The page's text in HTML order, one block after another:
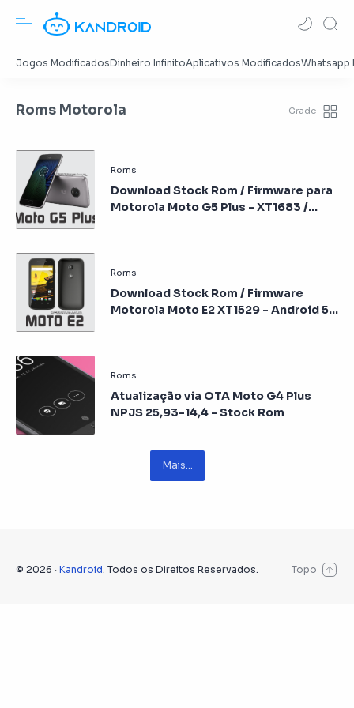
Roms Motorola
Download Stock Rom / Firmware para
Motorola Moto G5 Plus - XT1683 /
Download Stock Rom / Firmware
Motorola Moto E2 XT1529 - Android 5.1
Atualização via OTA Moto G4 Plus
NPJS 25,93-14,4 - Stock Rom
© 2026 ‧ Kandroid. Todos os Direitos Reservados.